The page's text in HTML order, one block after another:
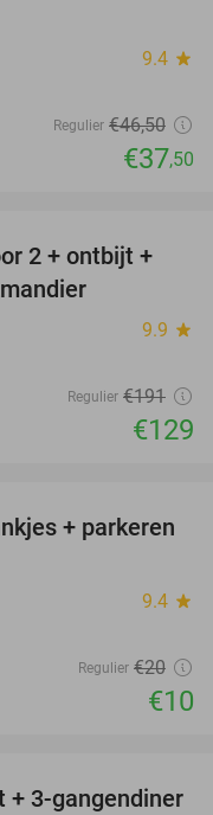
9.4 star
Regulier €46,50
€37,50
32%
2 + ontbijt +
9.9 star
Regulier €191
€129
50%
+ parkeren
9.4 star
Regulier €20
€10
+ 3-gangendiner